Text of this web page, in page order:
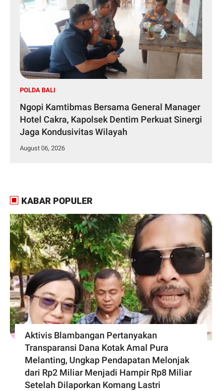
POLDA BALI
Ngopi Kamtibmas Bersama General Manager
Hotel Cakra, Kapolsek Dentim Perkuat Sinergi
Jaga Kondusivitas Wilayah
August 06, 2026
KABAR POPULER
Aktivis Blambangan Pertanyakan
Transparansi Dana Kotak Amal Pura
Melanting, Ungkap Pendapatan Melonjak
dari Rp2 Miliar Menjadi Hampir Rp8 Miliar
Setelah Dilaporkan Komang Lastri